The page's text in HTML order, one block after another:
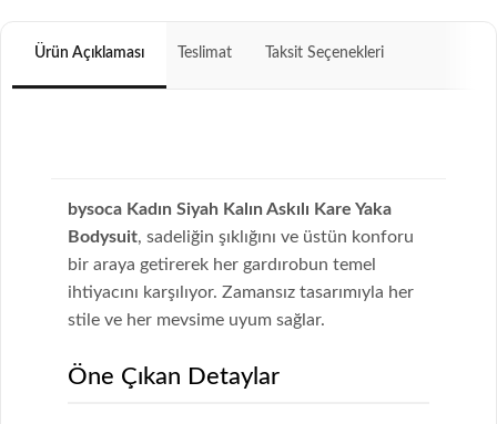
Ürün Açıklaması Teslimat Taksit Seçenekleri
bysoca Kadın Siyah Kalın Askılı Kare Yaka
Bodysuit, sadeliğin şıklığını ve üstün konforu
bir araya getirerek her gardırobun temel
ihtiyacını karşılıyor. Zamansız tasarımıyla her
stile ve her mevsime uyum sağlar.
Öne Çıkan Detaylar